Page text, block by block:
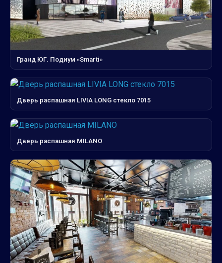
Гранд ЮГ. Подиум «Smarti»
Дверь распашная LIVIA LONG стекло 7015
Дверь распашная MILANO